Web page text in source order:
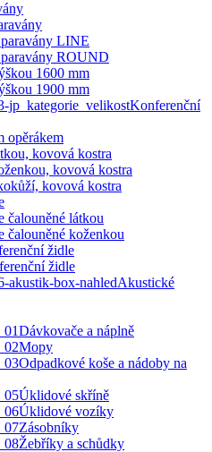
LINE
ROUND
1600 mm
1900 mm
Konferenční
opěrákem
kovová kostra
kovová kostra
kovová kostra
čalouněné látkou
čalouněné koženkou
židle
židle
Akustické
Dávkovače a náplně
Mopy
Odpadkové koše a nádoby na
Úklidové skříně
Úklidové vozíky
Zásobníky
Žebříky a schůdky